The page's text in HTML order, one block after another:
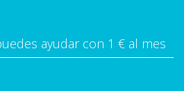
ayudar con 1 € al mes